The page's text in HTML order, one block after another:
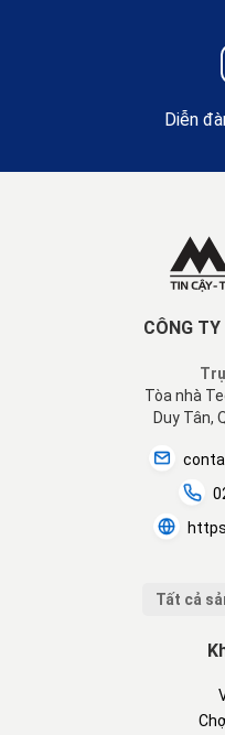
Diễn
CÔNG
Tòa nhà
Duy Tân,